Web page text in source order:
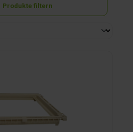
Produkte filtern